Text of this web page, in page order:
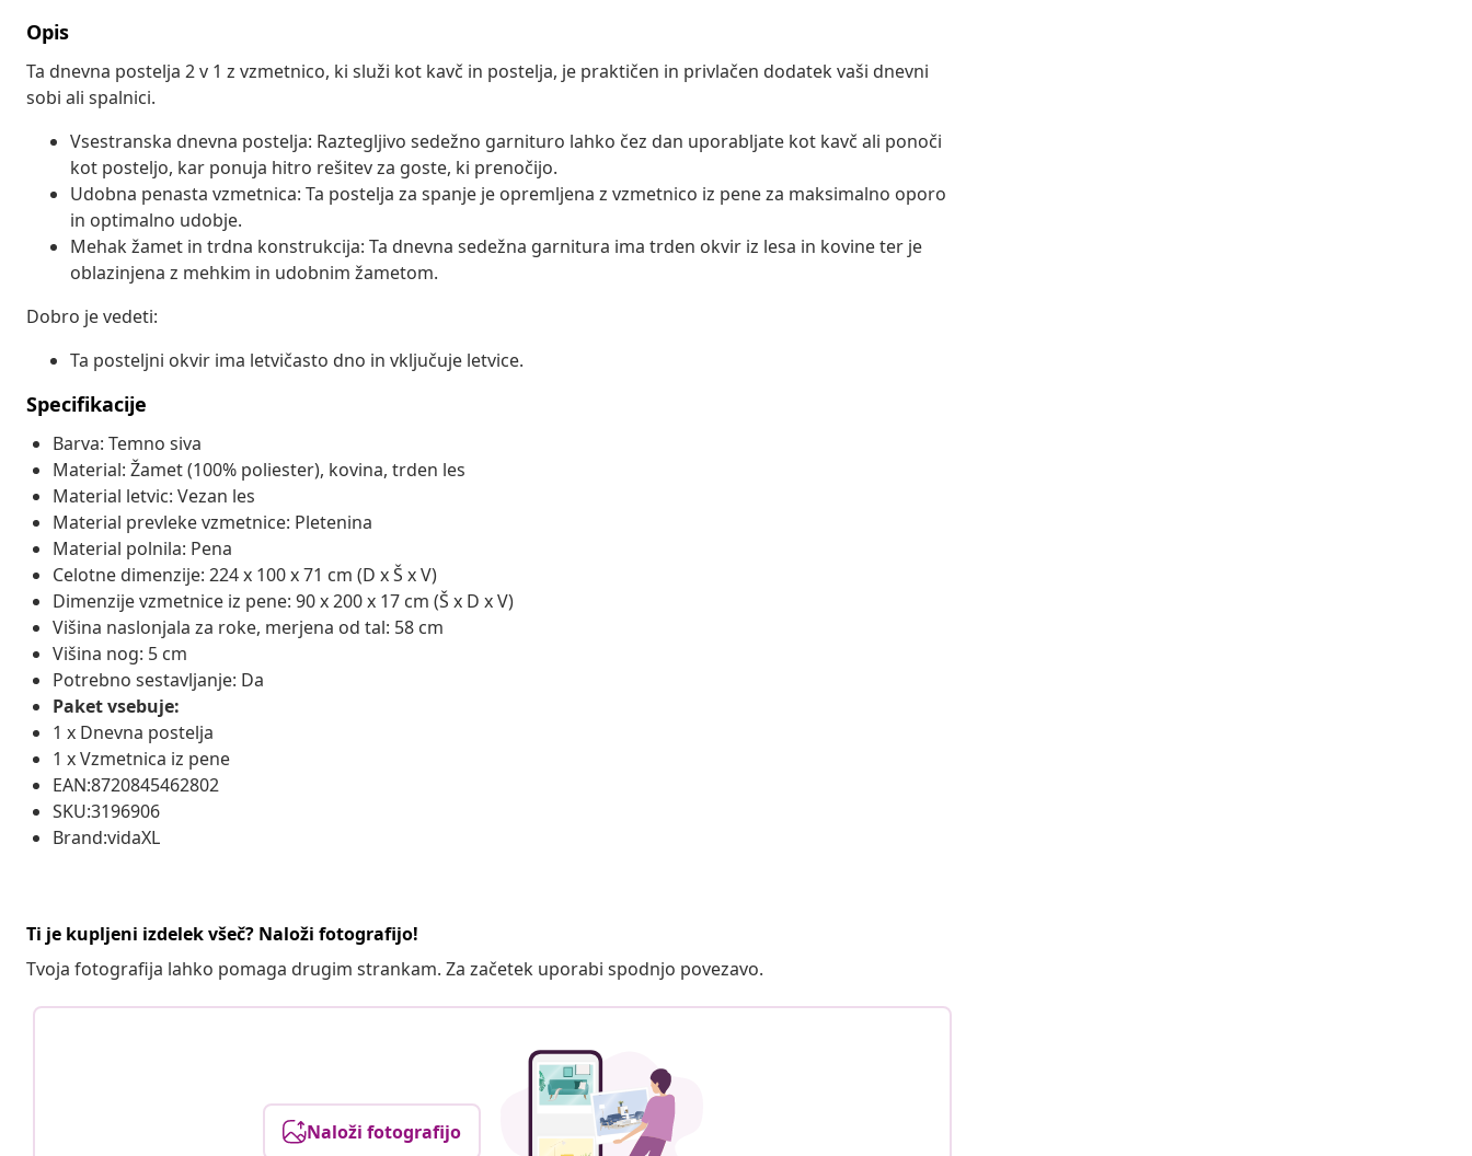
Opis
Ta dnevna postelja 2 v 1 z vzmetnico, ki služi kot kavč in postelja, je praktičen in privlačen dodatek vaši dnevni
sobi ali spalnici.
Vsestranska dnevna postelja: Raztegljivo sedežno garnituro lahko čez dan uporabljate kot kavč ali ponoči
kot posteljo, kar ponuja hitro rešitev za goste, ki prenočijo.
Udobna penasta vzmetnica: Ta postelja za spanje je opremljena z vzmetnico iz pene za maksimalno oporo
in optimalno udobje.
Mehak žamet in trdna konstrukcija: Ta dnevna sedežna garnitura ima trden okvir iz lesa in kovine ter je
oblazinjena z mehkim in udobnim žametom.
Dobro je vedeti:
Ta posteljni okvir ima letvičasto dno in vključuje letvice.
Specifikacije
Barva: Temno siva
Material: Žamet (100% poliester), kovina, trden les
Material letvic: Vezan les
Material prevleke vzmetnice: Pletenina
Material polnila: Pena
Celotne dimenzije: 224 x 100 x 71 cm (D x Š x V)
Dimenzije vzmetnice iz pene: 90 x 200 x 17 cm (Š x D x V)
Višina naslonjala za roke, merjena od tal: 58 cm
Višina nog: 5 cm
Potrebno sestavljanje: Da
Paket vsebuje:
1 x Dnevna postelja
1 x Vzmetnica iz pene
EAN:8720845462802
SKU:3196906
Brand:vidaXL
Ti je kupljeni izdelek všeč? Naloži fotografijo!
Tvoja fotografija lahko pomaga drugim strankam. Za začetek uporabi spodnjo povezavo.
Naloži fotografijo